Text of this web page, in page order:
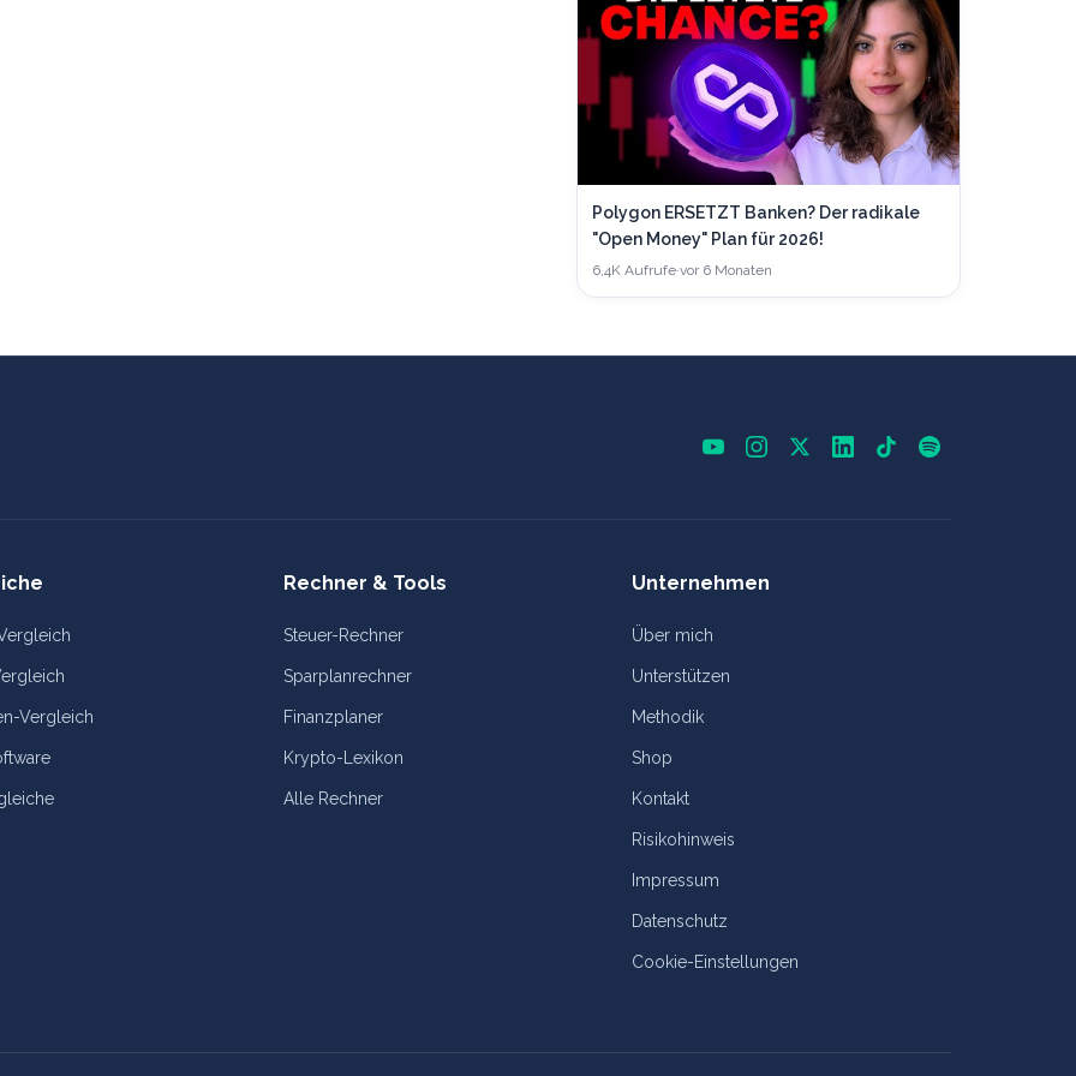
Polygon ERSETZT Banken? Der radikale
"Open Money" Plan für 2026!
6,4K Aufrufe·vor 6 Monaten
Vergleich
Rechner & Tools
Steuer-Rechner
Sparplanrechner
Finanzplaner
Krypto-Lexikon
Alle Rechner
Unternehmen
Über mich
Unterstützen
Methodik
Shop
Kontakt
Risikohinweis
Impressum
Datenschutz
Cookie-Einstellungen